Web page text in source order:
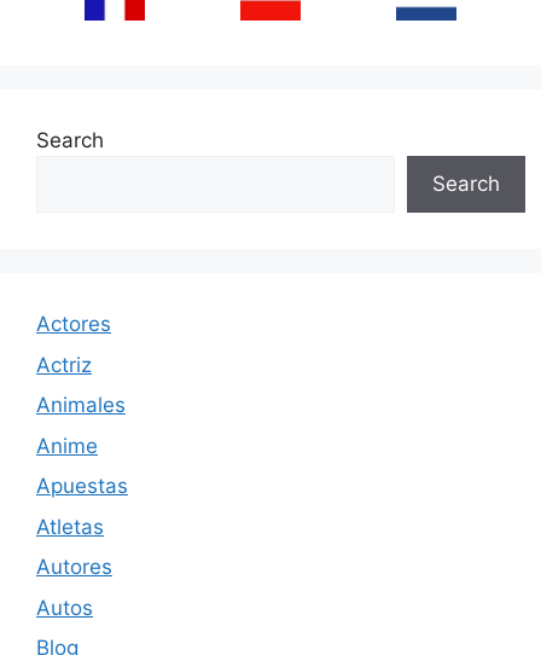
Search
Search
Actores
Actriz
Animales
Anime
Apuestas
Atletas
Autores
Autos
Blog